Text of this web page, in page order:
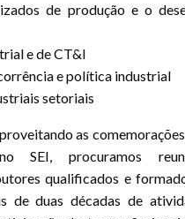
de produção e o
e de CT&I
e política industrial
setoriais
as
SEI, procuramos
qualificados e
de duas décadas de